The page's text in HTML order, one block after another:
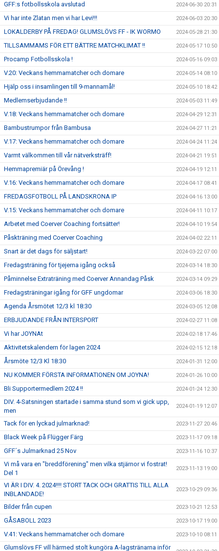
GFF:s fotbollsskola avslutad 2024-06-30 20:31
Vi har inte Zlatan men vi har Levi!!! 2024-06-03 20:30
LOKALDERBY PÅ FREDAG! GLUMSLÖVS FF - IK WORMO 2024-05-28 21:30
TILLSAMMAMS FÖR ETT BÄTTRE MATCHKLIMAT !! 2024-05-17 10:50
Procamp Fotbollsskola ! 2024-05-16 09:03
V.20: Veckans hemmamatcher och domare 2024-05-14 08:10
Hjälp oss i insamlingen till 9-mannamål! 2024-05-10 18:42
Medlemserbjudande !! 2024-05-03 11:49
V.18: Veckans hemmamatcher och domare 2024-04-29 12:31
Bambustrumpor från Bambusa 2024-04-27 11:21
V.17: Veckans hemmamatcher och domare 2024-04-24 11:24
Varmt välkommen till vår nätverksträff! 2024-04-21 19:51
Hemmapremiär på Örevång ! 2024-04-19 12:11
V.16: Veckans hemmamatcher och domare 2024-04-17 08:41
FREDAGSFOTBOLL PÅ LANDSKRONA IP 2024-04-16 13:00
V.15: Veckans hemmamatcher och domare 2024-04-11 10:17
Arbetet med Coerver Coaching fortsätter! 2024-04-10 19:54
Påskträning med Coerver Coaching 2024-04-02 22:11
Snart är det dags för säljstart! 2024-03-22 07:00
Fredagsträning för tjejerna igång också 2024-03-14 18:30
Påminnelse Extraträning med Coerver Annandag Påsk 2024-03-14 09:29
Fredagsträningar igång för GFF ungdomar 2024-03-06 18:30
Agenda Årsmötet 12/3 kl 18:30 2024-03-05 12:08
ERBJUDANDE FRÅN INTERSPORT 2024-02-27 11:08
Vi har JOYNAt 2024-02-18 17:46
Aktivitetskalendern för lagen 2024 2024-02-15 12:18
Årsmöte 12/3 Kl 18:30 2024-01-31 12:00
NU KOMMER FÖRSTA INFORMATIONEN OM JOYNA! 2024-01-26 10:00
Bli Supportermedlem 2024 !! 2024-01-24 12:30
DIV. 4-Satsningen startade i samma stund som vi gick upp,
men
2024-01-19 12:07
Tack för en lyckad julmarknad! 2023-11-27 20:46
Black Week på Flügger Färg 2023-11-17 09:18
GFF´s Julmarknad 25 Nov 2023-11-16 10:37
Vi må vara en "breddförening" men vilka stjärnor vi fostrat!
Del 1
2023-11-13 19:00
VI ÄR I DIV. 4. 2024!!!! STORT TACK OCH GRATTIS TILL ALLA
INBLANDADE!
2023-10-29 09:36
Bilder från cupen 2023-10-21 12:53
GÅSABOLL 2023 2023-10-17 19:00
V.41: Veckans hemmamatcher och domare 2023-10-10 08:11
Glumslövs FF vill härmed stolt kungöra A-lagstränarna inför